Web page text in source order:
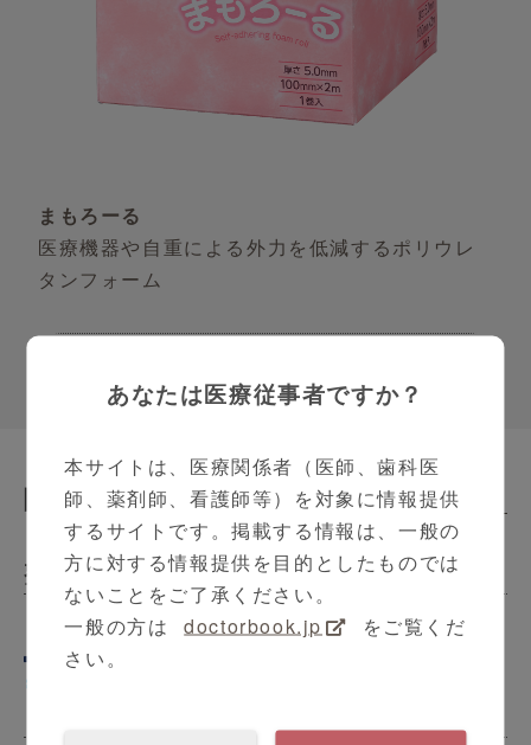
まもろーる
医療機器や自重による外力を低減するポリウレ
タンフォーム
関連動画 Related Contents
整形外科
あなたは医療従事者ですか？
本サイトは、医療関係者（医師、歯科医
師、薬剤師、看護師等）を対象に情報提供
するサイトです。掲載する情報は、一般の
方に対する情報提供を目的としたものでは
ないことをご了承ください。
一般の方は
doctorbook.jp
をご覧くだ
さい。